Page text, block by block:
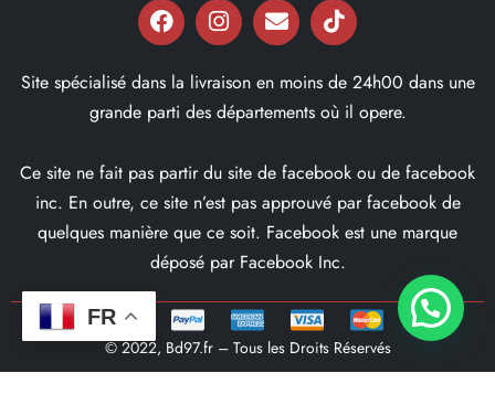
Site spécialisé dans la livraison en moins de 24h00 dans une
grande parti des départements où il opere.
Ce site ne fait pas partir du site de facebook ou de facebook
inc. En outre, ce site n’est pas approuvé par facebook de
quelques manière que ce soit. Facebook est une marque
déposé par Facebook Inc.
© 2022, Bd97.fr – Tous les Droits Réservés
FR